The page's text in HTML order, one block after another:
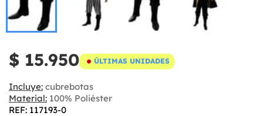
$ 15.950 ÚLTIMAS UNIDADES
Incluye: cubrebotas
Material: 100% Poliéster
REF: 117193-0